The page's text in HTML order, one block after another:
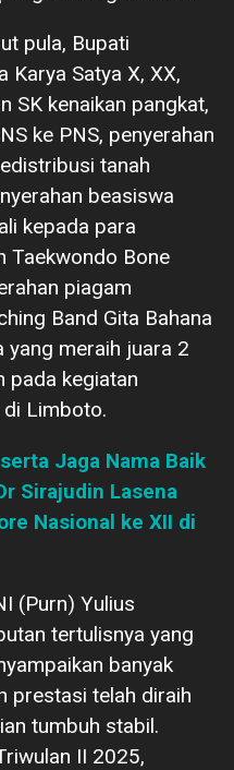
pula, Bupati
Karya Satya X, XX,
SK kenaikan pangkat,
ke PNS, penyerahan
tanah
beasiswa
kepada para
Taekwondo Bone
piagam
Band Gita Bahana
yang meraih juara 2
pada kegiatan
Limboto.
Jaga Nama Baik
Sirajudin Lasena
Nasional ke XII di
(Purn) Yulius
tertulisnya yang
banyak
prestasi telah diraih
tumbuh stabil.
II 2025,